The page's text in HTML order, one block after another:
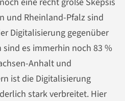
und Rheinland-Pfalz sind
Digitalisierung gegenüber
es immerhin noch 83 %
Anhalt und
ist die Digitalisierung
stark verbreitet. Hier